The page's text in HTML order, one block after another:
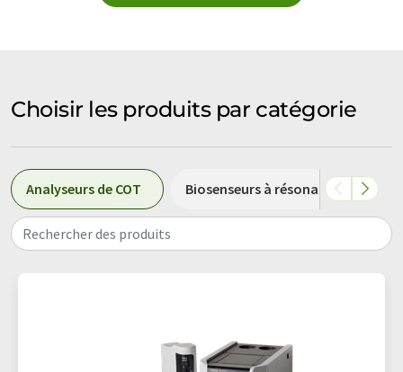
Choisir les produits par catégorie
Analyseurs de COT Biosenseurs à résonance
Rechercher des produits